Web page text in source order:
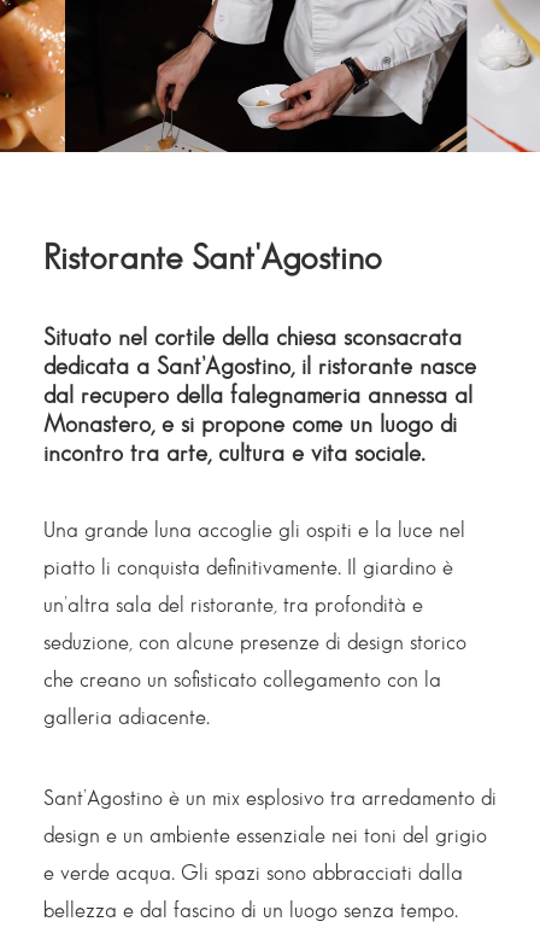
Ristorante Sant'Agostino
Situato nel cortile della chiesa sconsacrata
dedicata a Sant’Agostino, il ristorante nasce
dal recupero della falegnameria annessa al
Monastero, e si propone come un luogo di
incontro tra arte, cultura e vita sociale.
Una grande luna accoglie gli ospiti e la luce nel
piatto li conquista definitivamente. Il giardino è
un’altra sala del ristorante, tra profondità e
seduzione, con alcune presenze di design storico
che creano un sofisticato collegamento con la
galleria adiacente.
Sant’Agostino è un mix esplosivo tra arredamento di
design e un ambiente essenziale nei toni del grigio
e verde acqua. Gli spazi sono abbracciati dalla
bellezza e dal fascino di un luogo senza tempo.